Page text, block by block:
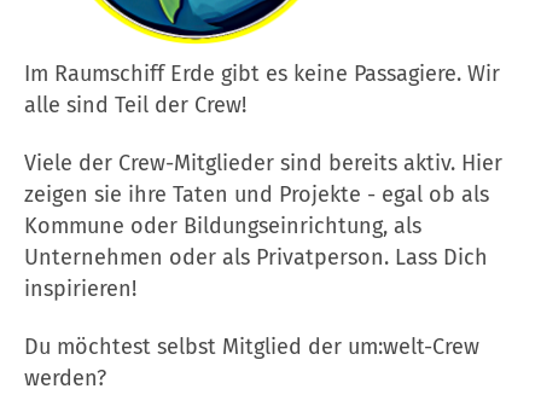
Im Raumschiff Erde gibt es keine Passagiere. Wir
alle sind Teil der Crew!
Viele der Crew-Mitglieder sind bereits aktiv. Hier
zeigen sie ihre Taten und Projekte - egal ob als
Kommune oder Bildungseinrichtung, als
Unternehmen oder als Privatperson. Lass Dich
inspirieren!
Du möchtest selbst Mitglied der um:welt-Crew
werden?